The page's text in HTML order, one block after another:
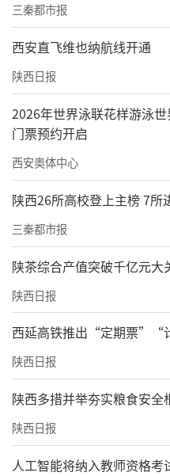
三秦都市报
西安直飞维也纳航线开通
陕西日报
2026年世界泳联花样游泳
门票预约开启
西安奥体中心
陕西26所高校登上主榜 7所
三秦都市报
陕茶综合产值突破千亿元大
陕西日报
西延高铁推出“定期票”“
陕西日报
陕西多措并举夯实粮食安全
陕西日报
人工智能将纳入教师资格考